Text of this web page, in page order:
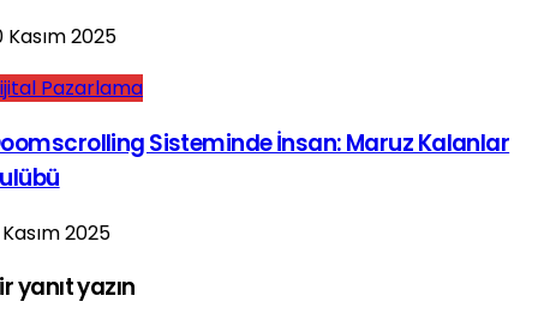
Kasım 2025
Pazarlama
Sisteminde İnsan: Maruz Kalanlar
2025
yanıt yazın